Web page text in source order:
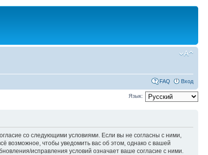
FAQ Вход
Язык:
со следующими условиями. Если вы не согласны с ними,
возможное, чтобы уведомить вас об этом, однако с вашей
исправления условий означает ваше согласие с ними.